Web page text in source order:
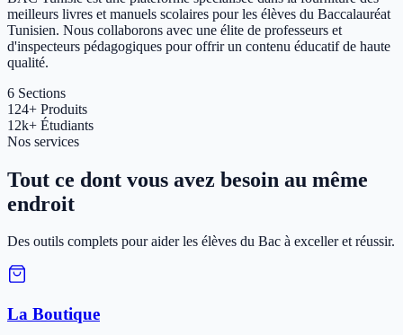
meilleurs livres et manuels scolaires pour les élèves du Baccalauréat
Tunisien. Nous collaborons avec une élite de professeurs et
d'inspecteurs pédagogiques pour offrir un contenu éducatif de haute
qualité.
6 Sections
124+ Produits
12k+ Étudiants
Nos services
Tout ce dont vous avez besoin au même
endroit
Des outils complets pour aider les élèves du Bac à exceller et réussir.
La Boutique